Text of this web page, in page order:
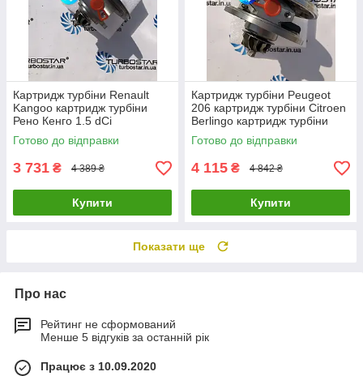
Картридж турбіни Renault
Kangoo картридж турбіни
Рено Кенго 1.5 dCi
54359700000
54359880000 54359700008
Готово до відправки
3 731 ₴ 4 389 ₴
Купити
Картридж турбіни Peugeot
206 картридж турбіни Citroen
Berlingo картридж турбіни
Mazda 3 1.6D 753420-0002
0375J
Готово до відправки
4 115 ₴ 4 842 ₴
Купити
Показати ще
Про нас
Рейтинг не сформований
Менше 5 відгуків за останній рік
Працює з 10.09.2020